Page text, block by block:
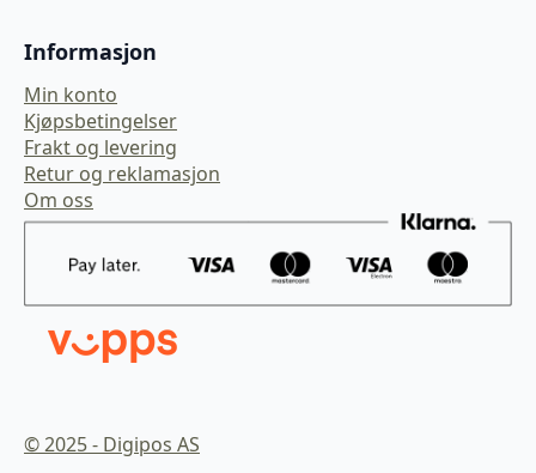
Informasjon
Min konto
Kjøpsbetingelser
Frakt og levering
Retur og reklamasjon
Om oss
© 2025 - Digipos AS